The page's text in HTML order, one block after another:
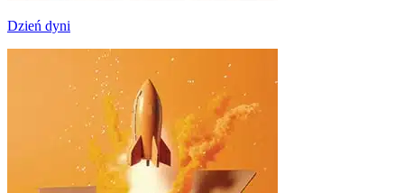
Dzień dyni